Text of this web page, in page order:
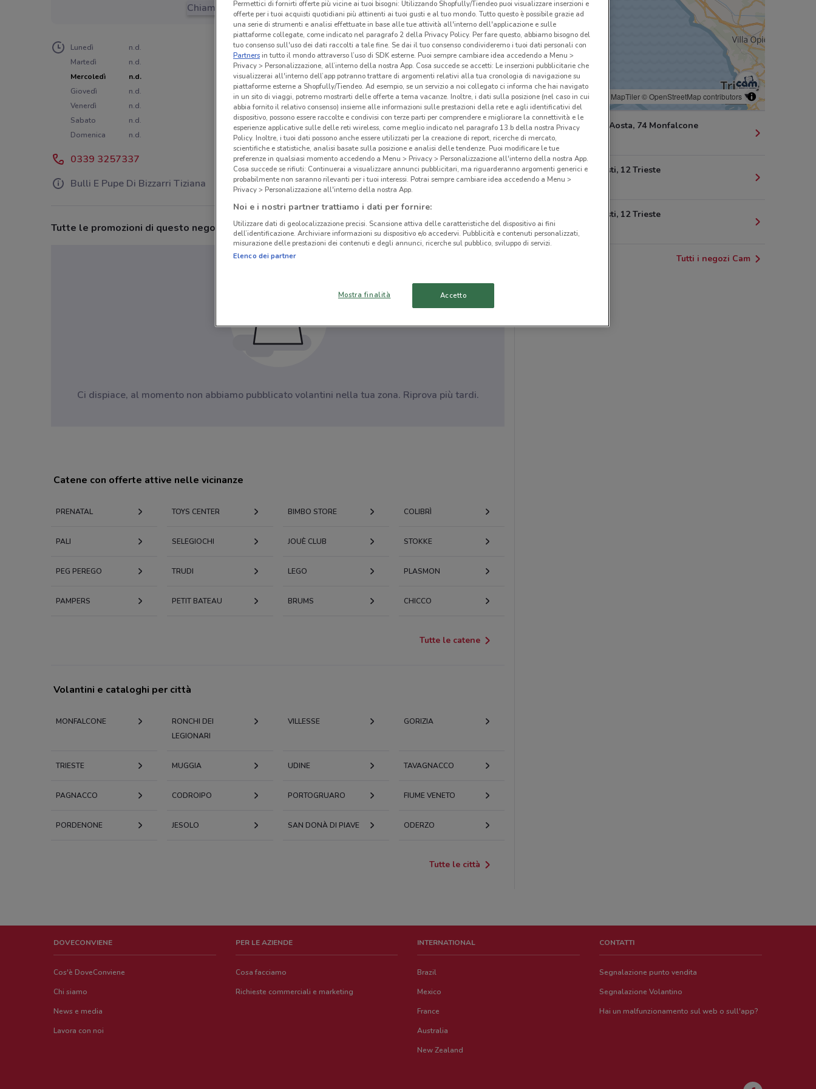
Chiama il negozio
Lunedì
n.d.
Martedì
n.d.
Mercoledì
n.d.
Giovedì
n.d.
Venerdì
n.d.
Sabato
n.d.
Domenica
n.d.
0339 3257337
Bulli E Pupe Di Bizzarri Tiziana
Tutte le promozioni di questo negozio
Ci dispiace, al momento non abbiamo pubblicato volantini nella tua zona. Riprova più tardi.
© MapTiler© OpenStreetMap contributors
Via Duca D'Aosta, 74 Monfalcone
Via C. Battisti, 12 Trieste
25.9 km
Via C. Battisti, 12 Trieste
25.9 km
Tutti i negozi Cam
Catene con offerte attive nelle vicinanze
PRENATAL TOYS CENTER BIMBO STORE COLIBRÌ
PALI SELEGIOCHI JOUÈ CLUB STOKKE
PEG PEREGO TRUDI LEGO PLASMON
PAMPERS PETIT BATEAU BRUMS CHICCO
Tutte le catene
Volantini e cataloghi per città
MONFALCONE
RONCHI DEI
LEGIONARI
VILLESSE GORIZIA
TRIESTE MUGGIA UDINE TAVAGNACCO
PAGNACCO CODROIPO PORTOGRUARO FIUME VENETO
PORDENONE JESOLO SAN DONÀ DI PIAVE ODERZO
Tutte le città
DOVECONVIENE
Cos'è DoveConviene
Chi siamo
News e media
Lavora con noi
PER LE AZIENDE
Cosa facciamo
Richieste commerciali e marketing
INTERNATIONAL
Brazil
Mexico
France
Australia
New Zealand
CONTATTI
Segnalazione punto vendita
Segnalazione Volantino
Hai un malfunzionamento sul web o sull'app?
Permettici di fornirti offerte più vicine ai tuoi bisogni: Utilizzando Shopfully/Tiendeo puoi visualizzare inserzioni e
offerte per i tuoi acquisti quotidiani più attinenti ai tuoi gusti e al tuo mondo. Tutto questo è possibile grazie ad
una serie di strumenti e analisi effettuate in base alle tue attività all'interno dell'applicazione e sulle
piattaforme collegate, come indicato nel paragrafo 2 della Privacy Policy. Per fare questo, abbiamo bisogno del
tuo consenso sull'uso dei dati raccolti a tale fine. Se dai il tuo consenso condivideremo i tuoi dati personali con
Partnersin tutto il mondo attraverso l’uso di SDK esterne. Puoi sempre cambiare idea accedendo a Menu >
Privacy > Personalizzazione, all’interno della nostra App. Cosa succede se accetti: Le inserzioni pubblicitarie che
visualizzerai all'interno dell’app potranno trattare di argomenti relativi alla tua cronologia di navigazione su
piattaforme esterne a Shopfully/Tiendeo. Ad esempio, se un servizio a noi collegato ci informa che hai navigato
in un sito di viaggi, potremo mostrarti delle offerte a tema vacanze. Inoltre, i dati sulla posizione (nel caso in cui
abbia fornito il relativo consenso) insieme alle informazioni sulle prestazioni della rete e agli identificativi del
dispositivo, possono essere raccolte e condivisi con terze parti per comprendere e migliorare la connettività e le
esperienze applicative sulle delle reti wireless, come meglio indicato nel paragrafo 13.b della nostra Privacy
Policy. Inoltre, i tuoi dati possono anche essere utilizzati per la creazione di report, ricerche di mercato,
scientifiche e statistiche, analisi basate sulla posizione e analisi delle tendenze. Puoi modificare le tue
preferenze in qualsiasi momento accedendo a Menu > Privacy > Personalizzazione all'interno della nostra App.
Cosa succede se rifiuti: Continuerai a visualizzare annunci pubblicitari, ma riguarderanno argomenti generici e
probabilmente non saranno rilevanti per i tuoi interessi. Potrai sempre cambiare idea accedendo a Menu >
Privacy > Personalizzazione all'interno della nostra App.
Noi e i nostri partner trattiamo i dati per fornire:
Utilizzare dati di geolocalizzazione precisi. Scansione attiva delle caratteristiche del dispositivo ai fini
dell’identificazione. Archiviare informazioni su dispositivo e/o accedervi. Pubblicità e contenuti personalizzati,
misurazione delle prestazioni dei contenuti e degli annunci, ricerche sul pubblico, sviluppo di servizi.
Elenco dei partner
Mostra finalità Accetto